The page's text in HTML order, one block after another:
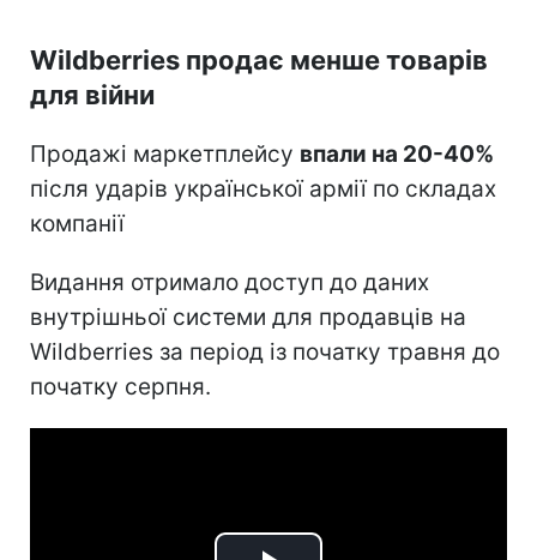
Wildberries продає менше товарів
для війни
Продажі маркетплейсу впали на 20-40%
після ударів української армії по складах
компанії
Видання отримало доступ до даних
внутрішньої системи для продавців на
Wildberries за період із початку травня до
початку серпня.